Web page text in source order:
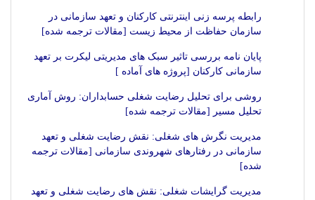
رابطه پرسه زنی اینترنتی کارکنان و تعهد سازمانی در
سازمان حفاظت از محیط زیست [مقالات ترجمه شده]
پایان نامه بررسی تاثیر سبک های مدیریتی لیکرت بر تعهد
سازمانی کارکنان [پروژه های آماده ]
روشی برای تحلیل رضایت شغلی حسابداران: روش آماری
تحلیل مسیر [مقالات ترجمه شده]
مدیریت نگرش های شغلی: نقش رضایت شغلی و تعهد
سازمانی در رفتارهای شهروندی سازمانی [مقالات ترجمه
شده]
مدیریت گرایشات شغلی: نقش های رضایت شغلی و تعهد